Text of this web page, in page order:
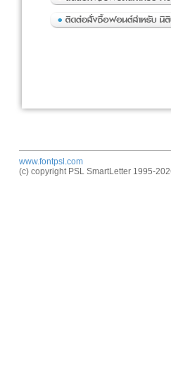
www.fontpsl.com
(c) copyright PSL SmartLetter 1995-